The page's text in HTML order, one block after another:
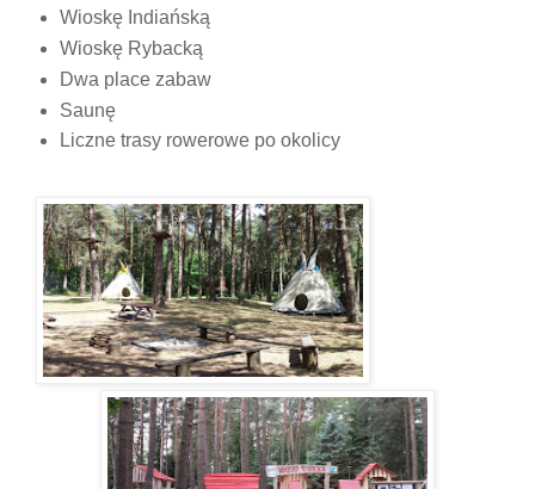
Wioskę Indiańską
Wioskę Rybacką
Dwa place zabaw
Saunę
Liczne trasy rowerowe po okolicy